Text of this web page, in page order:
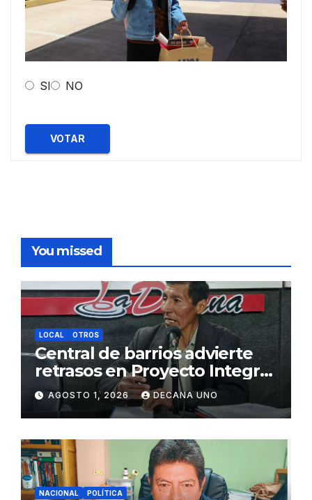
SI NO
VOTAR
You missed
LOCAL OTROS
Central de barrios advierte
retrasos en Proyecto Integral
de Agua y Alcantarillado para
Juliaca
AGOSTO 1, 2026 DECANA UNO
NACIONAL POLÍTICA